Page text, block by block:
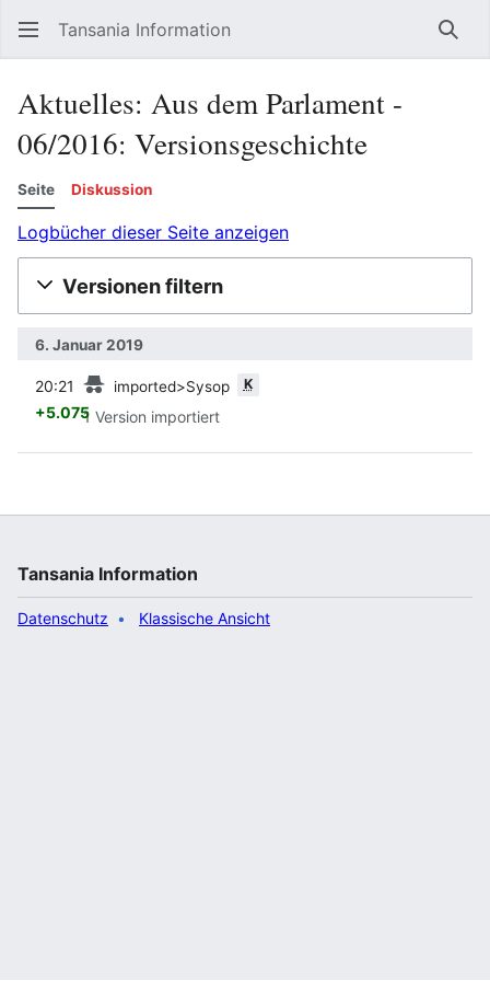
Tansania Information
Aktuelles: Aus dem Parlament -
06/2016: Versionsgeschichte
Seite Diskussion
Logbücher dieser Seite anzeigen
Versionen filtern
6. Januar 2019
20:21 imported>Sysop K
+5.0751 Version importiert
Tansania Information
Datenschutz Klassische Ansicht